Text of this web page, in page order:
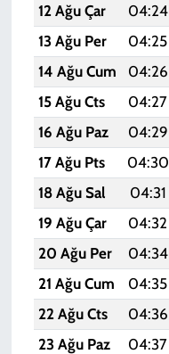
12 Ağu Çar
04:24
13 Ağu Per
04:25
14 Ağu Cum
04:26
15 Ağu Cts
04:27
16 Ağu Paz
04:29
17 Ağu Pts
04:30
18 Ağu Sal
04:31
19 Ağu Çar
04:32
20 Ağu Per
04:34
21 Ağu Cum
04:35
22 Ağu Cts
04:36
23 Ağu Paz
04:37